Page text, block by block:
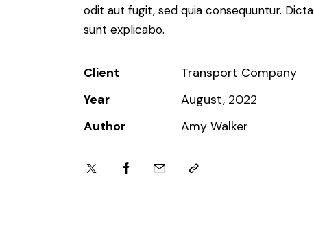
odit aut fugit, sed quia consequuntur. Dicta
sunt explicabo.
Client
Transport Company
Year
August, 2022
Author
Amy Walker